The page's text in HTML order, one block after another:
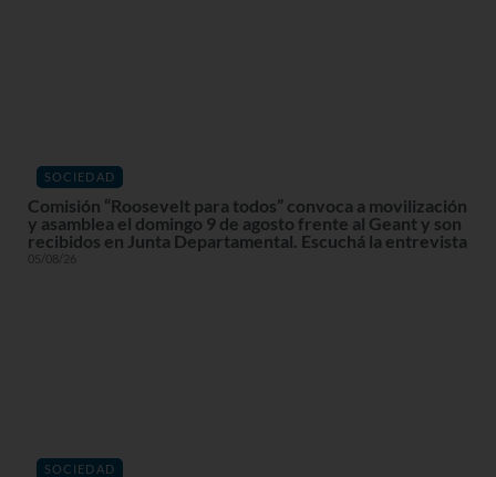
SOCIEDAD
Comisión “Roosevelt para todos” convoca a movilización
y asamblea el domingo 9 de agosto frente al Geant y son
recibidos en Junta Departamental. Escuchá la entrevista
05/08/26
SOCIEDAD